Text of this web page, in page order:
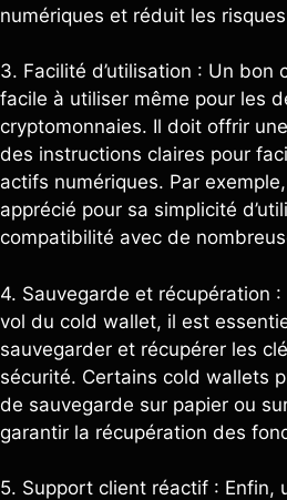
numériques et réduit les
3. Facilité d’utilisation : Un bon
facile à utiliser même pour les
cryptomonnaies. Il doit offrir
des instructions claires pour
actifs numériques. Par
apprécié pour sa simplicité
compatibilité avec de
4. Sauvegarde et récupération
vol du cold wallet, il est
sauvegarder et récupérer les
sécurité. Certains cold wallets
de sauvegarde sur papier ou
garantir la récupération des
5. Support client réactif : Enfin,